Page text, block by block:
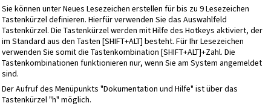
Sie können unter Neues Lesezeichen erstellen für bis zu 9 Lesezeichen
Tastenkürzel definieren. Hierfür verwenden Sie das Auswahlfeld
Tastenkürzel. Die Tastenkürzel werden mit Hilfe des Hotkeys aktiviert, der
im Standard aus den Tasten [SHIFT+ALT] besteht. Für Ihr Lesezeichen
verwenden Sie somit die Tastenkombination [SHIFT+ALT]+Zahl. Die
Tastenkombinationen funktionieren nur, wenn Sie am System angemeldet
sind.
Der Aufruf des Menüpunkts "Dokumentation und Hilfe" ist über das
Tastenkürzel "h" möglich.